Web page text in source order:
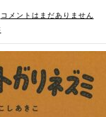
コメントはまだありません